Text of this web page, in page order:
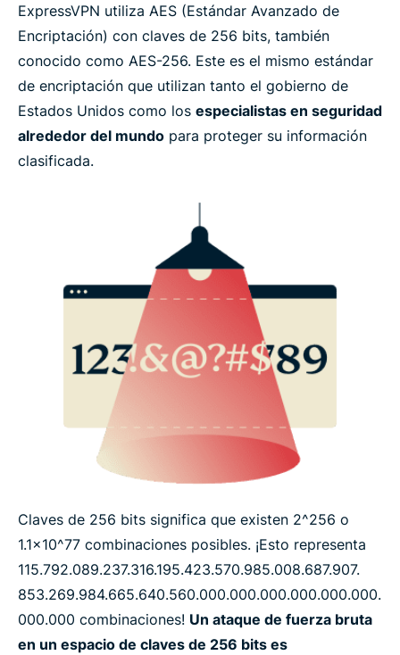
ExpressVPN utiliza AES (Estándar Avanzado de
Encriptación) con claves de 256 bits, también
conocido como AES-256. Este es el mismo estándar
de encriptación que utilizan tanto el gobierno de
Estados Unidos como los especialistas en seguridad
alrededor del mundo para proteger su información
clasificada.
Claves de 256 bits significa que existen 2^256 o
1.1x10^77 combinaciones posibles. ¡Esto representa
115.792.​089.​237.​316.​195.​423.​570.​985.​008.​687.​907.​
853.​269.​984.​665.​640.​560.​000.​000.​000.​000.​000.​000.​
000.​000 combinaciones! Un ataque de fuerza bruta
en un espacio de claves de 256 bits es